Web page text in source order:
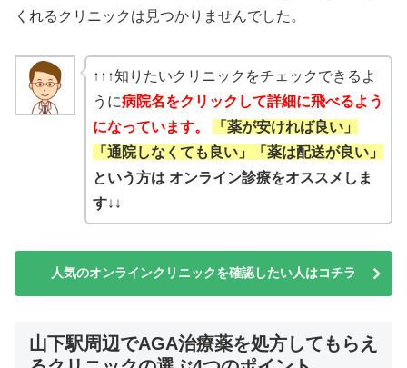
くれるクリニックは見つかりませんでした。
↑↑↑知りたいクリニックをチェックできるよ
うに病院名をクリックして詳細に飛べるよう
になっています。
「薬が安ければ良い」
「通院しなくても良い」「薬は配送が良い」
という方は オンライン診療をオススメしま
す↓↓
人気のオンラインクリニックを確認したい人はコチラ
山下駅周辺でAGA治療薬を処方してもらえ